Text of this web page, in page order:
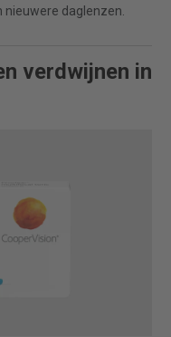
daglenzen.
verdwijnen in